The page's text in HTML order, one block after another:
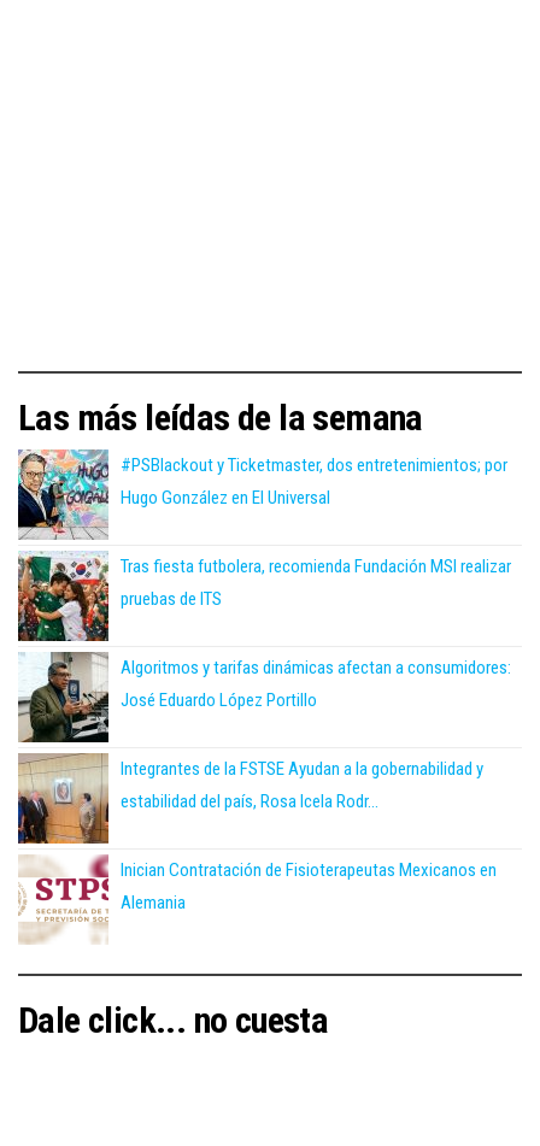
Las más leídas de la semana
#PSBlackout y Ticketmaster, dos entretenimientos; por
Hugo González en El Universal
Tras fiesta futbolera, recomienda Fundación MSI realizar
pruebas de ITS
Algoritmos y tarifas dinámicas afectan a consumidores:
José Eduardo López Portillo
Integrantes de la FSTSE Ayudan a la gobernabilidad y
estabilidad del país, Rosa Icela Rodr...
Inician Contratación de Fisioterapeutas Mexicanos en
Alemania
Dale click... no cuesta